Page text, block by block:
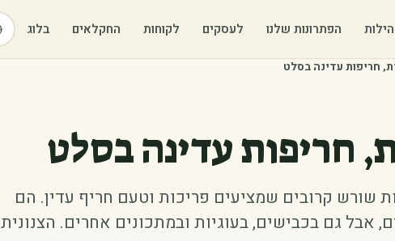
הפתרונות שלנו לעסקים לקוחות החקלאים בלוג
חריפות עדינה בסלט
חריפות עדינה בסלט
שורש קרובים שמציעים פריכות וטעם חריף עדין. הם
אבל גם בכבישים, בעוגיות ובמתכונים אחרים. הצנונית